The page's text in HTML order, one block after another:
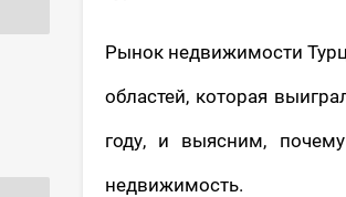
Рынок недвижимости
областей, которая
году, и выясним,
недвижимость.